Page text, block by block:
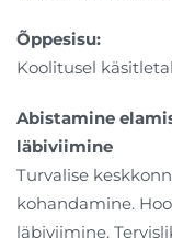
Õppesisu:
Koolitusel
Abistamine
läbiviimine
Turvalise
kohandamine.
läbiviimine.